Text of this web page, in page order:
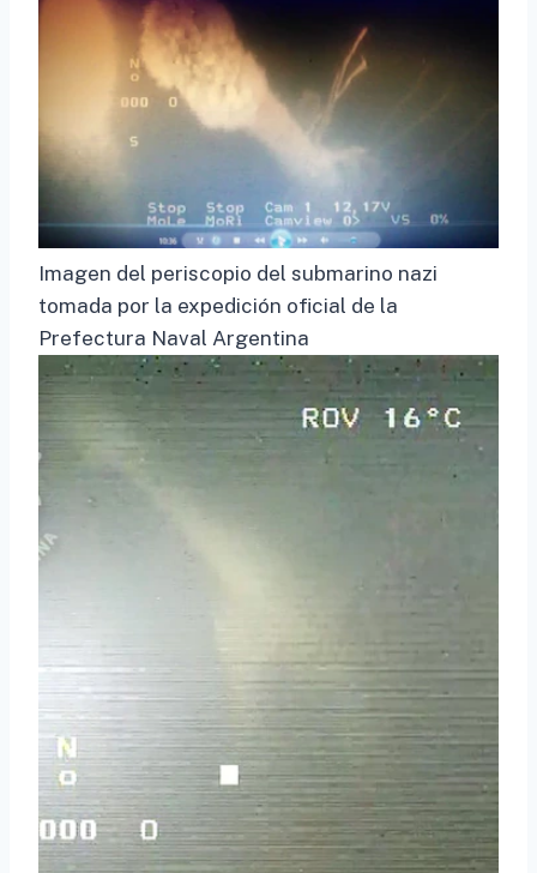
Imagen del periscopio del submarino nazi
tomada por la expedición oficial de la
Prefectura Naval Argentina